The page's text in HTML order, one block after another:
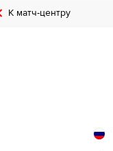
К матч-центру